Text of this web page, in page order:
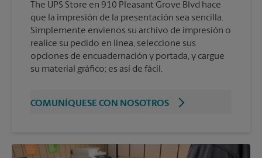
The UPS Store en 910 Pleasant Grove Blvd hace
que la impresión de la presentación sea sencilla.
Simplemente envíenos su archivo de impresión o
realice su pedido en línea, seleccione sus
opciones de encuadernación y portada, y cargue
su material gráfico; es así de fácil.
COMUNÍQUESE CON NOSOTROS